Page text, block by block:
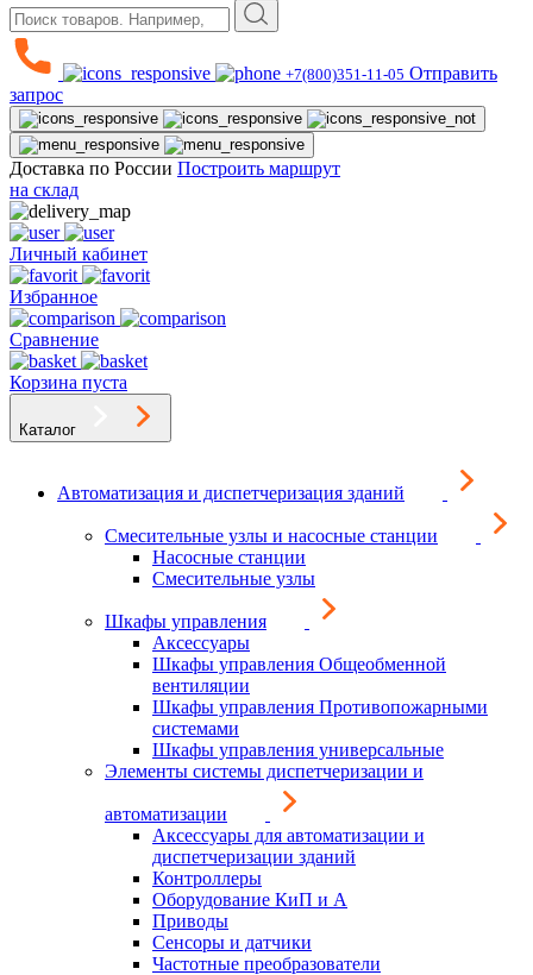
+7(800)351-11-05 Отправить
запрос
Доставка по России Построить маршрут
на склад
Личный кабинет
Избранное
Сравнение
Корзина пуста
Каталог
Автоматизация и диспетчеризация зданий
Смесительные узлы и насосные станции
Насосные станции
Смесительные узлы
Шкафы управления
Аксессуары
Шкафы управления Общеобменной
вентиляции
Шкафы управления Противопожарными
системами
Шкафы управления универсальные
Элементы системы диспетчеризации и
автоматизации
Аксессуары для автоматизации и
диспетчеризации зданий
Контроллеры
Оборудование КиП и А
Приводы
Сенсоры и датчики
Частотные преобразователи